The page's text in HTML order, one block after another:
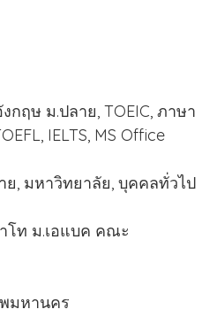
มี่
ม.ปลาย, TOEIC, ภาษา
IELTS, MS Office
มหาวิทยาลัย, บุคคลทั่วไป
ท ม.เอแบค คณะ
มหานคร